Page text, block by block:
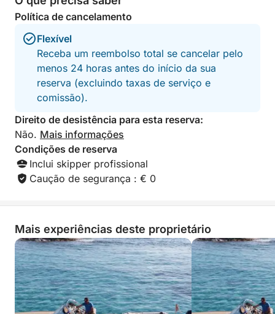
Independentemente do itinerário escolhido, prepare-
se para uma memorável exploração de 4 horas
pelas águas ao redor das Ilhas Pitiusas, com
paisagens deslumbrantes e um refúgio revigorante.
Nosso capitão experiente garantirá uma experiência
confortável e agradável, permitindo que você
aproveite ao máximo seu tempo descobrindo essas
Política de cancelamento
Flexível
Receba um reembolso total se cancelar pelo
menos 24 horas antes do início da sua
reserva (excluindo taxas de serviço e
comissão).
Direito de desistência para esta reserva:
Não. Mais informações
Condições de reserva
Inclui skipper profissional
Caução de segurança : € 0
Mais experiências deste proprietário